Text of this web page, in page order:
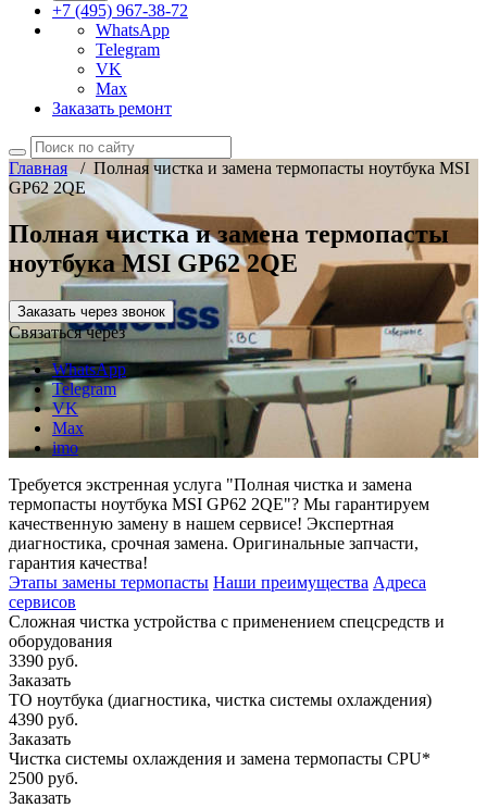
+7 (495) 967-38-72
WhatsApp
Telegram
VK
Max
Заказать ремонт
Главная/ Полная чистка и замена термопасты ноутбука MSI
GP62 2QE
Полная чистка и замена термопасты
ноутбука MSI GP62 2QE
Заказать через звонок
Связаться через
WhatsApp
Telegram
VK
Max
imo
Требуется экстренная услуга "Полная чистка и замена
термопасты ноутбука MSI GP62 2QE"? Мы гарантируем
качественную замену в нашем сервисе! Экспертная
диагностика, срочная замена. Оригинальные запчасти,
гарантия качества!
Этапы замены термопасты Наши преимущества Адреса
сервисов
Сложная чистка устройства с применением спецсредств и
оборудования
3390 руб.
Заказать
ТО ноутбука (диагностика, чистка системы охлаждения)
4390 руб.
Заказать
Чистка системы охлаждения и замена термопасты CPU*
2500 руб.
Заказать